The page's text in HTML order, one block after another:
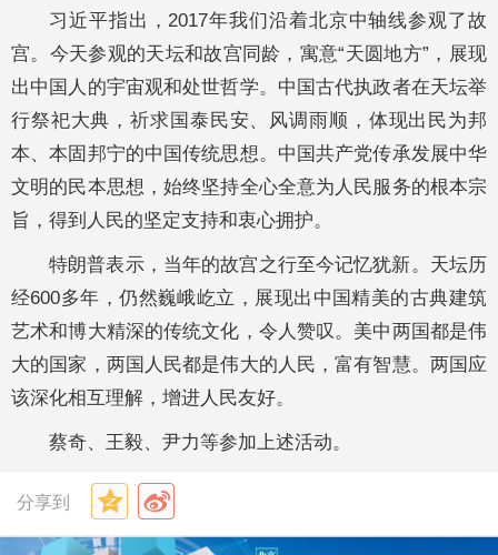
习近平指出，2017年我们沿着北京中轴线参观了故
宫。今天参观的天坛和故宫同龄，寓意“天圆地方”，展现
出中国人的宇宙观和处世哲学。中国古代执政者在天坛举
行祭祀大典，祈求国泰民安、风调雨顺，体现出民为邦
本、本固邦宁的中国传统思想。中国共产党传承发展中华
文明的民本思想，始终坚持全心全意为人民服务的根本宗
旨，得到人民的坚定支持和衷心拥护。
特朗普表示，当年的故宫之行至今记忆犹新。天坛历
经600多年，仍然巍峨屹立，展现出中国精美的古典建筑
艺术和博大精深的传统文化，令人赞叹。美中两国都是伟
大的国家，两国人民都是伟大的人民，富有智慧。两国应
该深化相互理解，增进人民友好。
蔡奇、王毅、尹力等参加上述活动。
分享到